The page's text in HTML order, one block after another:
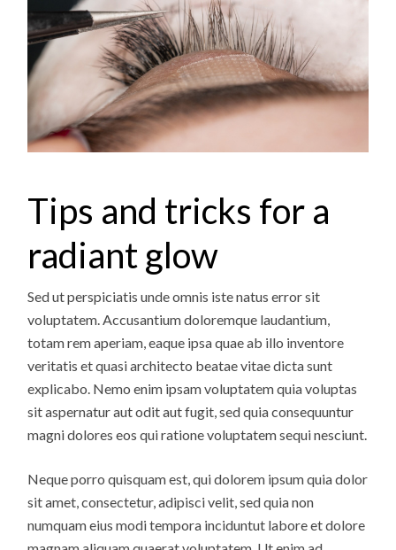
Tips and tricks for a
radiant glow
Sed ut perspiciatis unde omnis iste natus error sit
voluptatem. Accusantium doloremque laudantium,
totam rem aperiam, eaque ipsa quae ab illo inventore
veritatis et quasi architecto beatae vitae dicta sunt
explicabo. Nemo enim ipsam voluptatem quia voluptas
sit aspernatur aut odit aut fugit, sed quia consequuntur
magni dolores eos qui ratione voluptatem sequi nesciunt.
Neque porro quisquam est, qui dolorem ipsum quia dolor
sit amet, consectetur, adipisci velit, sed quia non
numquam eius modi tempora inciduntut labore et dolore